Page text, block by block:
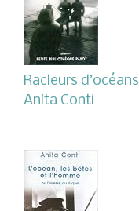
Racleurs d’océans
Anita Conti